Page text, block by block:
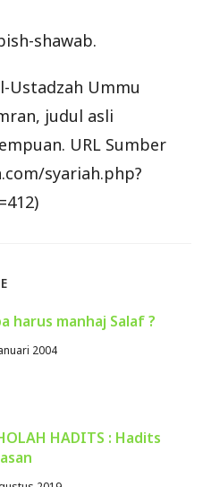
shawab.
Ustadzah Ummu
judul asli
URL Sumber
syariah.php?
harus manhaj Salaf ?
2004
HADITS : Hadits